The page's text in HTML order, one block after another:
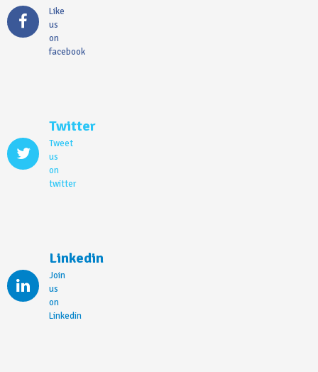
Like
us
on
facebook
Twitter
Tweet
us
on
twitter
Linkedin
Join
us
on
Linkedin